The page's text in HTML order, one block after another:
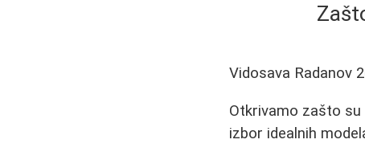
Vidosava Radanov
Otkrivamo zašto su
izbor idealnih